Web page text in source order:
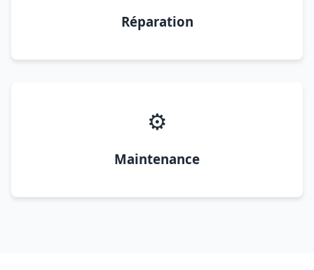
Réparation
⚙️
Maintenance